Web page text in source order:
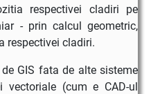
respectivei cladiri pe
- prin calcul geometric,
respectivei cladiri.
GIS fata de alte sisteme
(cum e CAD-ul